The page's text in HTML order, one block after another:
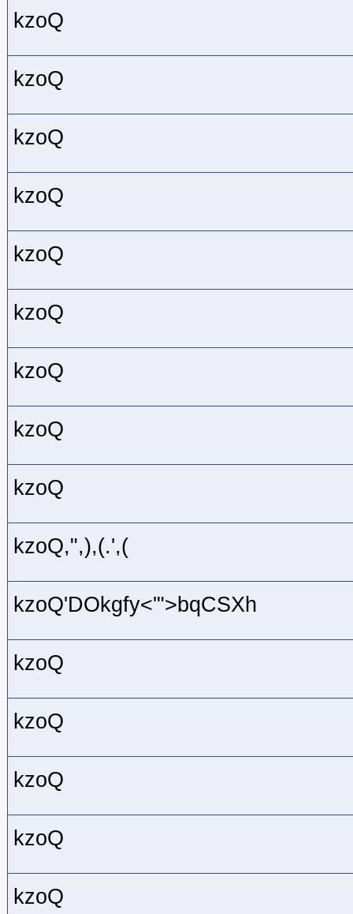
kzoQ
kzoQ
kzoQ
kzoQ
kzoQ
kzoQ
kzoQ
kzoQ
kzoQ
kzoQ,",),(.',(
kzoQ'DOkgfy<'">bqCSXh
kzoQ
kzoQ
kzoQ
kzoQ
kzoQ